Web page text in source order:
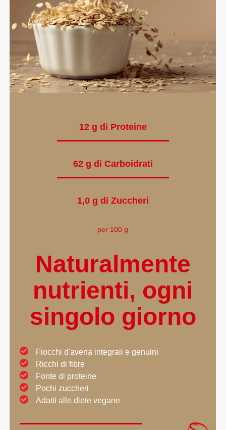
12 g di Proteine
62 g di Carboidrati
1,0 g di Zuccheri
per 100 g
Naturalmente
nutrienti, ogni
singolo giorno
Fiocchi d'avena integrali e genuini
Ricchi di fibre
Fonte di proteine
Pochi zuccheri
Adatti alle diete vegane